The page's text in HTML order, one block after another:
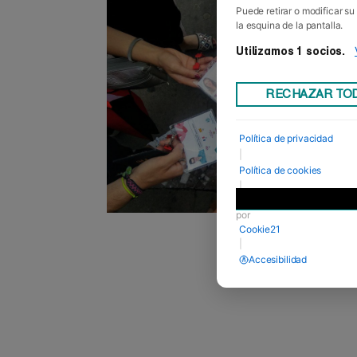
Puede retirar o modificar
la esquina de la pantalla.
Utilizamos 1 socios.
RECHAZAR
Política de privacidad
Política de cookies
|
por
Cookie21
Accesibilidad